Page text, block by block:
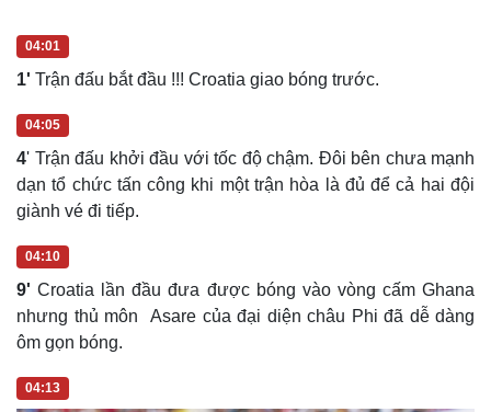
Sức khỏe
Dinh dưỡng - món ngon
Sản phụ khoa
Nhi khoa
Nam khoa
Làm đẹp - giảm cân
Phòng mạch online
Ăn sạch sống khỏe
Nhà đẹp
04:01
1'Trận đấu bắt đầu !!! Croatia giao bóng trước.
04:05
4' Trận đấu khởi đầu với tốc độ chậm. Đôi bên chưa mạnh
dạn tổ chức tấn công khi một trận hòa là đủ để cả hai đội
giành vé đi tiếp.
04:10
9'Croatia lần đầu đưa được bóng vào vòng cấm Ghana
nhưng thủ môn Asare của đại diện châu Phi đã dễ dàng
ôm gọn bóng.